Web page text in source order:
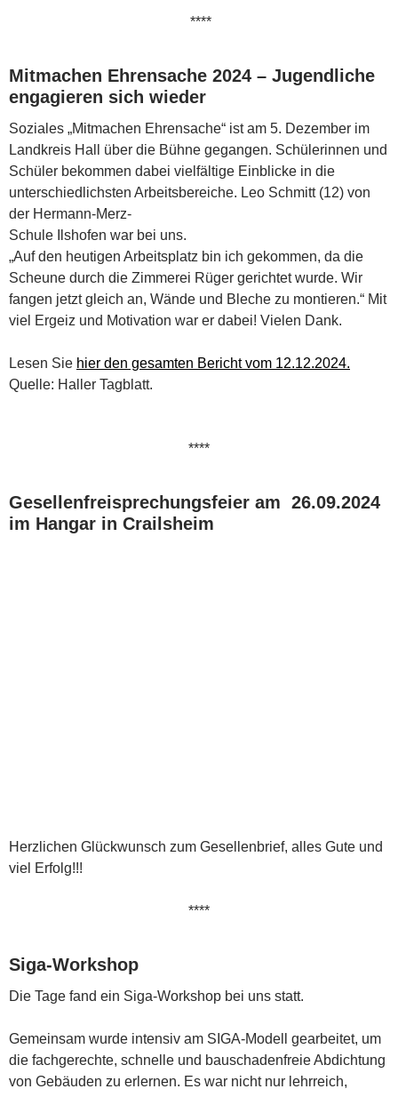
****
Mitmachen Ehrensache 2024 – Jugendliche
engagieren sich wieder
Soziales „Mitmachen Ehrensache“ ist am 5. Dezember im
Landkreis Hall über die Bühne gegangen. Schülerinnen und
Schüler bekommen dabei vielfältige Einblicke in die
unterschiedlichsten Arbeitsbereiche. Leo Schmitt (12) von
der Hermann-Merz-
Schule Ilshofen war bei uns.
„Auf den heutigen Arbeitsplatz bin ich gekommen, da die
Scheune durch die Zimmerei Rüger gerichtet wurde. Wir
fangen jetzt gleich an, Wände und Bleche zu montieren.“ Mit
viel Ergeiz und Motivation war er dabei! Vielen Dank.
Lesen Sie hier den gesamten Bericht vom 12.12.2024.
Quelle: Haller Tagblatt.
****
Gesellenfreisprechungsfeier am 26.09.2024
im Hangar in Crailsheim
Herzlichen Glückwunsch zum Gesellenbrief, alles Gute und
viel Erfolg!!!
****
Siga-Workshop
Die Tage fand ein Siga-Workshop bei uns statt.
Gemeinsam wurde intensiv am SIGA-Modell gearbeitet, um
die fachgerechte, schnelle und bauschadenfreie Abdichtung
von Gebäuden zu erlernen. Es war nicht nur lehrreich,